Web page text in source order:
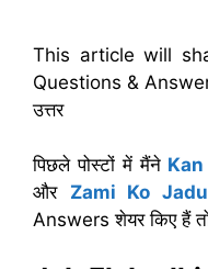
This article will
Questions &
उत्तर
पिछले पोस्टों में मैंने
और Zami Ko
Answers शेयर किए हैं